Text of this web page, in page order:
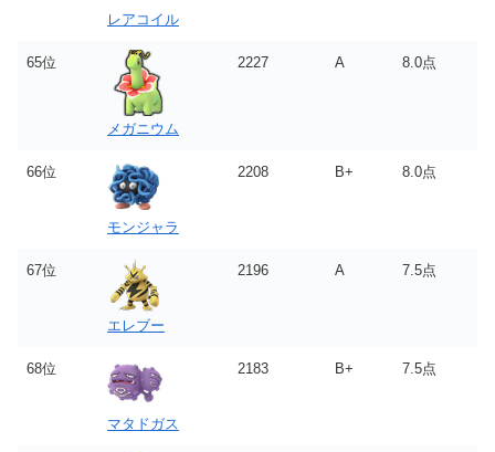
レアコイル
65位
メガニウム
2227 A 8.0点
66位
モンジャラ
2208 B+ 8.0点
67位
エレブー
2196 A 7.5点
68位
マタドガス
2183 B+ 7.5点